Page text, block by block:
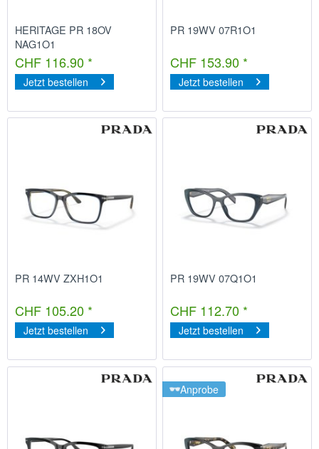
HERITAGE PR 18OV
NAG1O1
CHF 116.90 *
Jetzt bestellen
PR 19WV 07R1O1
CHF 153.90 *
Jetzt bestellen
PR 14WV ZXH1O1
CHF 105.20 *
Jetzt bestellen
PR 19WV 07Q1O1
CHF 112.70 *
Jetzt bestellen
Anprobe